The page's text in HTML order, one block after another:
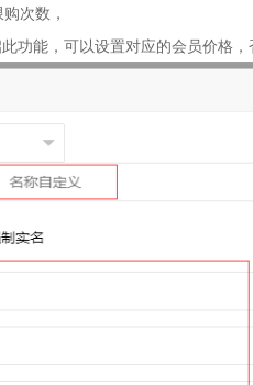
次数，
功能，可以设置对应的会员价格，